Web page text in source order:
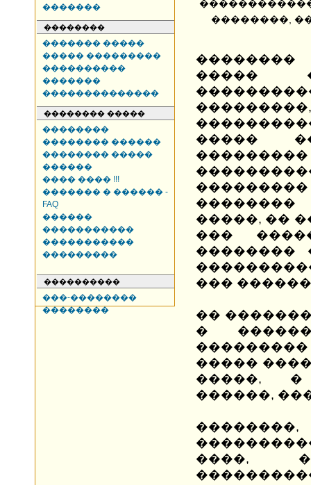
�������
��������
������� �����
����� ���������
����������
�������
��������������
�������� �����
��������
�������� ������
�������� �����
������
���� ���� !!!
������� � ������ -
FAQ
������
�����������
�����������
���������
����������
���-��������
��������
��������,
�����
�����
�����, ��
���
��������
���
��
�
�����
�����, �
������,
����,